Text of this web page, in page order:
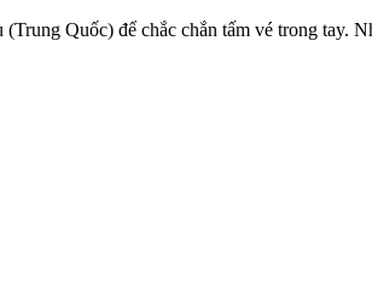
Quốc) để chắc chắn tấm vé trong tay.